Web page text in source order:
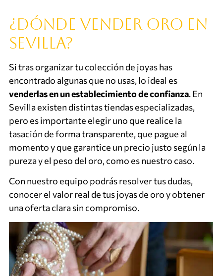
¿Dónde vender oro en
Sevilla?
Si tras organizar tu colección de joyas has
encontrado algunas que no usas, lo ideal es
venderlas en un establecimiento de confianza. En
Sevilla existen distintas tiendas especializadas,
pero es importante elegir uno que realice la
tasación de forma transparente, que pague al
momento y que garantice un precio justo según la
pureza y el peso del oro, como es nuestro caso.
Con nuestro equipo podrás resolver tus dudas,
conocer el valor real de tus joyas de oro y obtener
una oferta clara sin compromiso.